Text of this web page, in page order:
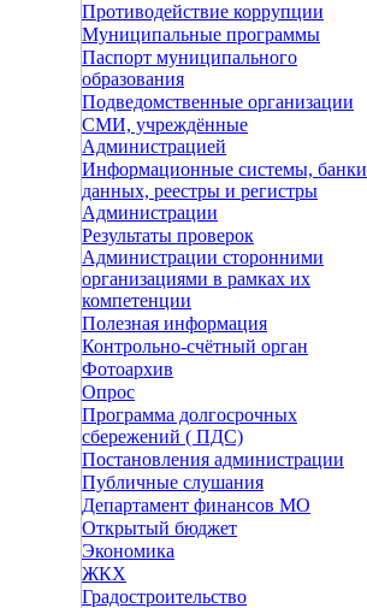
Противодействие коррупции
Муниципальные программы
Паспорт муниципального
образования
Подведомственные организации
СМИ, учреждённые
Администрацией
Информационные системы, банки
данных, реестры и регистры
Администрации
Результаты проверок
Администрации сторонними
организациями в рамках их
компетенции
Полезная информация
Контрольно-счётный орган
Фотоархив
Опрос
Программа долгосрочных
сбережений ( ПДС)
Постановления администрации
Публичные слушания
Департамент финансов МО
Открытый бюджет
Экономика
ЖКХ
Градостроительство